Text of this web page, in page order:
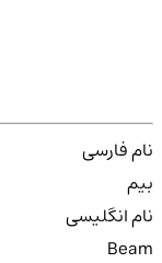
نام فارسی
بیم
نام انگلیسی
Beam